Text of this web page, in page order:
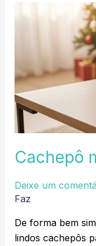
Cachepô
Deixe um
Faz
De forma bem
lindos cachepôs